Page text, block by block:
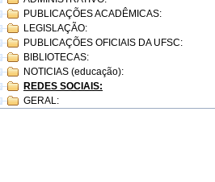
PUBLICAÇÕES ACADÊMICAS:
LEGISLAÇÃO:
PUBLICAÇÕES OFICIAIS DA UFSC:
BIBLIOTECAS:
NOTICIAS (educação):
REDES SOCIAIS:
GERAL: